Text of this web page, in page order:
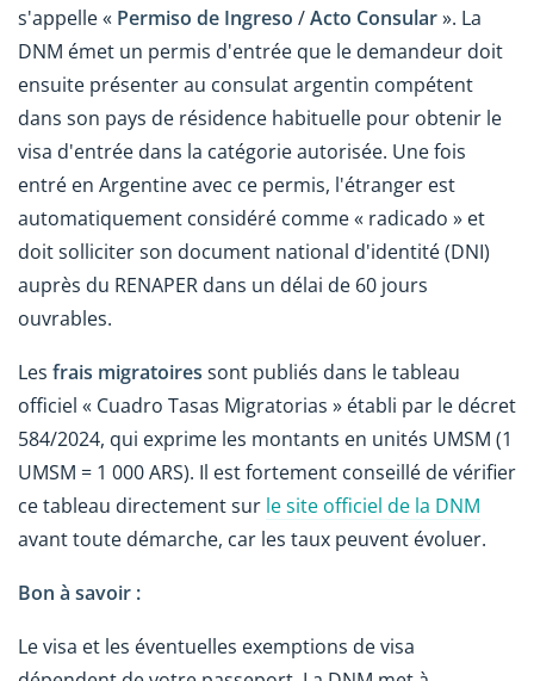
s'appelle « Permiso de Ingreso /Acto Consular». La
DNM émet un permis d'entrée que le demandeur doit
ensuite présenter au consulat argentin compétent
dans son pays de résidence habituelle pour obtenir le
visa d'entrée dans la catégorie autorisée. Une fois
entré en Argentine avec ce permis, l'étranger est
automatiquement considéré comme « radicado » et
doit solliciter son document national d'identité (DNI)
auprès du RENAPER dans un délai de 60 jours
ouvrables.
Les frais migratoires sont publiés dans le tableau
officiel « Cuadro Tasas Migratorias » établi par le décret
584/2024, qui exprime les montants en unités UMSM (1
UMSM = 1 000 ARS). Il est fortement conseillé de vérifier
ce tableau directement sur le site officiel de la DNM
avant toute démarche, car les taux peuvent évoluer.
Bon à savoir :
Le visa et les éventuelles exemptions de visa